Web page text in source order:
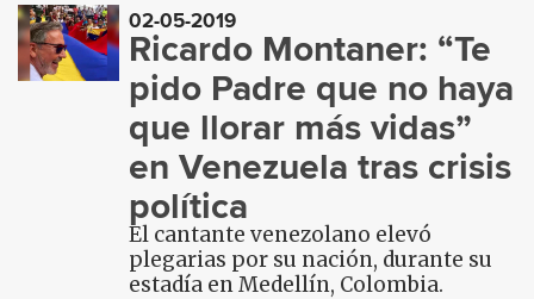
02-05-2019
Ricardo Montaner: “Te
pido Padre que no haya
que llorar más vidas”
en Venezuela tras crisis
política
El cantante venezolano elevó
plegarias por su nación, durante su
estadía en Medellín, Colombia.